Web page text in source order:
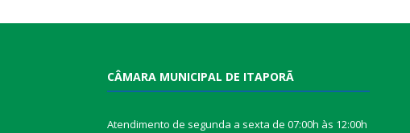
CÂMARA MUNICIPAL DE ITAPORÃ
Atendimento de segunda a sexta de 07:00h às 12:00h